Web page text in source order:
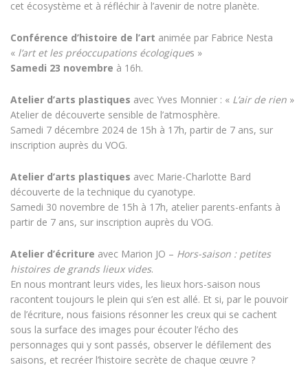
cet écosystème et à réfléchir à l’avenir de notre planète.
Conférence d’histoire de l’art animée par Fabrice Nesta
« l’art et les préoccupations écologiques »
Samedi 23 novembre à 16h.
Atelier d’arts plastiques avec Yves Monnier : « L’air de rien »
Atelier de découverte sensible de l’atmosphère.
Samedi 7 décembre 2024 de 15h à 17h, partir de 7 ans, sur
inscription auprès du VOG.
Atelier d’arts plastiques avec Marie-Charlotte Bard
découverte de la technique du cyanotype.
Samedi 30 novembre de 15h à 17h, atelier parents-enfants à
partir de 7 ans, sur inscription auprès du VOG.
Atelier d’écriture avec Marion JO – Hors-saison : petites
histoires de grands lieux vides.
En nous montrant leurs vides, les lieux hors-saison nous
racontent toujours le plein qui s’en est allé. Et si, par le pouvoir
de l’écriture, nous faisions résonner les creux qui se cachent
sous la surface des images pour écouter l’écho des
personnages qui y sont passés, observer le défilement des
saisons, et recréer l’histoire secrète de chaque œuvre ?